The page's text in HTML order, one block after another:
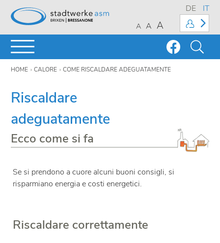
DE IT
A A A
HOME CALORE COME RISCALDARE ADEGUATAMENTE
Riscaldare
adeguatamente
Ecco come si fa
Se si prendono a cuore alcuni buoni consigli, si
risparmiano energia e costi energetici.
Riscaldare correttamente